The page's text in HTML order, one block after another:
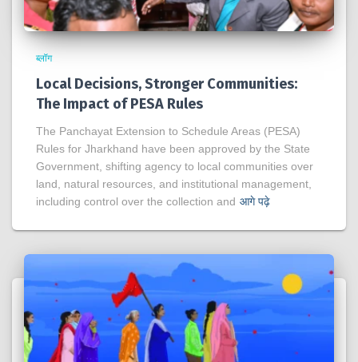
ब्लॉग
Local Decisions, Stronger Communities:
The Impact of PESA Rules
The Panchayat Extension to Schedule Areas (PESA)
Rules for Jharkhand have been approved by the State
Government, shifting agency to local communities over
land, natural resources, and institutional management,
including control over the collection and आगे पढ़े